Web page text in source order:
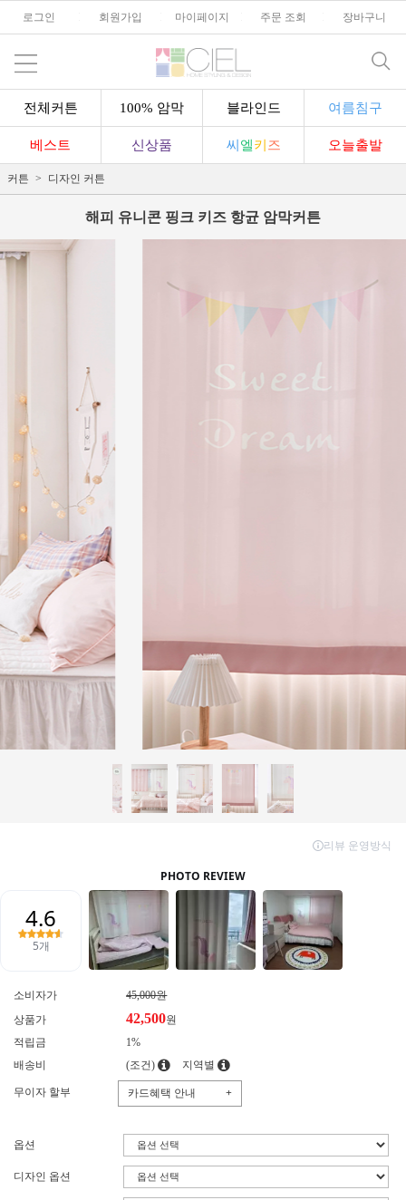
로그인 회원가입 마이페이지 주문 조회 장바구니
전체커튼 100% 암막 블라인드 여름침구
베스트 신상품 씨 엘키 즈 오늘출발
커튼 디자인 커튼
해피 유니콘 핑크 키즈 항균 암막커튼
소비자가
45,000원
상품가
42,500원
적립금
1%
배송비
(조건) 지역별
무이자 할부 카드혜택 안내 +
옵션
디자인 옵션